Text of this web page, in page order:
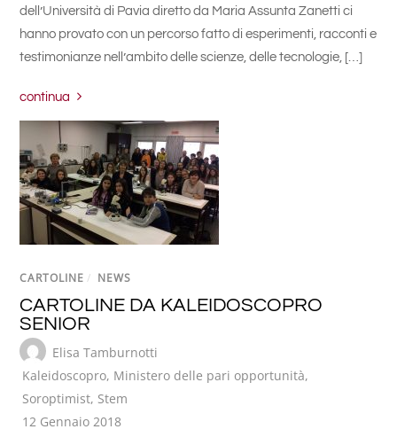
dell’Università di Pavia diretto da Maria Assunta Zanetti ci
hanno provato con un percorso fatto di esperimenti, racconti e
testimonianze nell’ambito delle scienze, delle tecnologie, […]
continua
CARTOLINE / NEWS
CARTOLINE DA KALEIDOSCOPRO
SENIOR
Elisa Tamburnotti
Kaleidoscopro, Ministero delle pari opportunità,
Soroptimist, Stem
12 Gennaio 2018